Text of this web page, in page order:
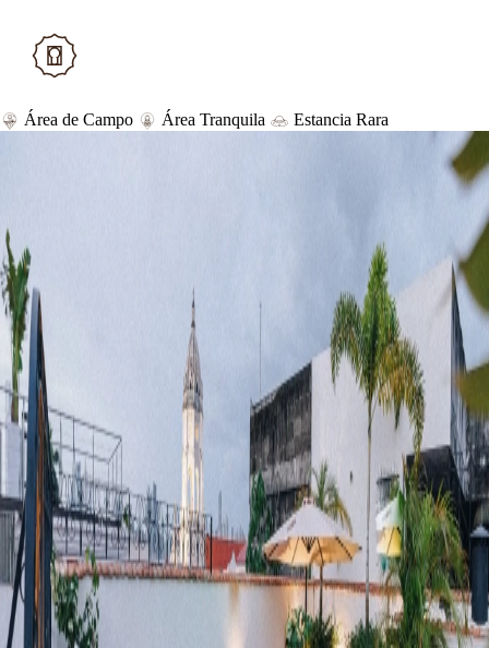
Área de Campo Área Tranquila Estancia Rara